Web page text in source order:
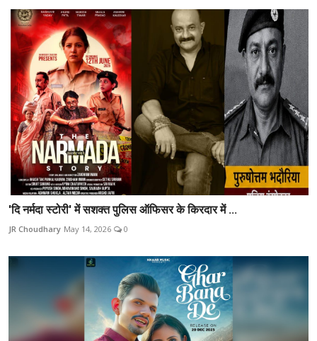
'दि नर्मदा स्टोरी' में सशक्त पुलिस ऑफिसर के किरदार में ...
JR Choudhary May 14, 2026 0